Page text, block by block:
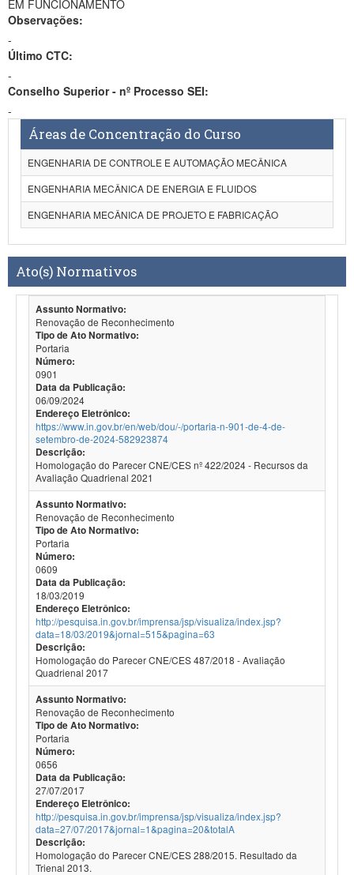
EM FUNCIONAMENTO
Observações:
-
Último CTC:
-
Conselho Superior - nº Processo SEI:
-
Áreas de Concentração do Curso
ENGENHARIA DE CONTROLE E AUTOMAÇÃO MECÂNICA
ENGENHARIA MECÂNICA DE ENERGIA E FLUIDOS
ENGENHARIA MECÂNICA DE PROJETO E FABRICAÇÃO
Ato(s) Normativos
Assunto Normativo:
Renovação de Reconhecimento
Tipo de Ato Normativo:
Portaria
Número:
0901
Data da Publicação:
06/09/2024
Endereço Eletrônico:
https://www.in.gov.br/en/web/dou/-/portaria-n-901-de-4-de-
setembro-de-2024-582923874
Descrição:
Homologação do Parecer CNE/CES nº 422/2024 - Recursos da
Avaliação Quadrienal 2021
Assunto Normativo:
Renovação de Reconhecimento
Tipo de Ato Normativo:
Portaria
Número:
0609
Data da Publicação:
18/03/2019
Endereço Eletrônico:
http://pesquisa.in.gov.br/imprensa/jsp/visualiza/index.jsp?
data=18/03/2019&jornal=515&pagina=63
Descrição:
Homologação do Parecer CNE/CES 487/2018 - Avaliação
Quadrienal 2017
Assunto Normativo:
Renovação de Reconhecimento
Tipo de Ato Normativo:
Portaria
Número:
0656
Data da Publicação:
27/07/2017
Endereço Eletrônico:
http://pesquisa.in.gov.br/imprensa/jsp/visualiza/index.jsp?
data=27/07/2017&jornal=1&pagina=20&totalA
Descrição:
Homologação do Parecer CNE/CES 288/2015. Resultado da
Trienal 2013.